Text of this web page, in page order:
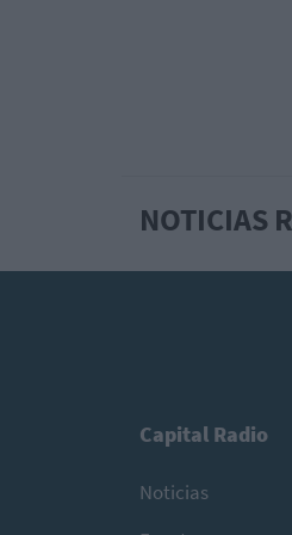
NOTICIAS
Capital Radio
Noticias